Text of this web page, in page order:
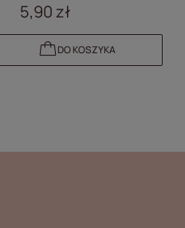
5,90 zł
DO KOSZYKA